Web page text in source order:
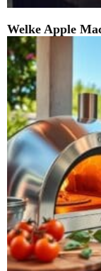
Welke Apple